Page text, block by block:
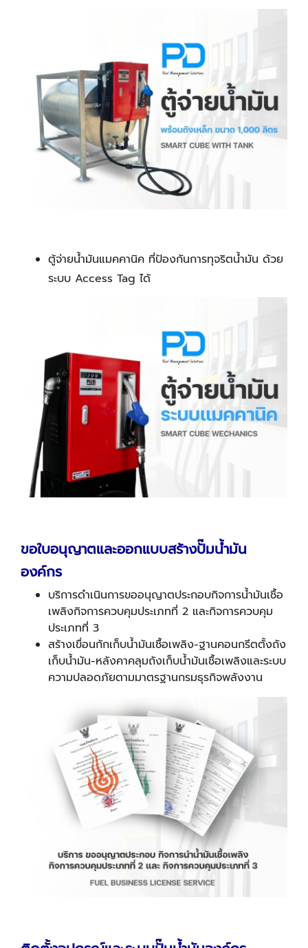
ตู้จ่ายน้ำมันแมคคานิค ที่ป้องกันการทุจริตน้ำมัน ด้วย
ระบบ Access Tag ได้
ขอใบอนุญาตและออกแบบสร้างปั๊มน้ำมัน
องค์กร
บริการดำเนินการขออนุญาตประกอบกิจการน้ำมันเชื้อ
เพลิงกิจการควบคุมประเภทที่ 2 และกิจการควบคุม
ประเภทที่ 3
สร้างเขื่อนกักเก็บน้ำมันเชื้อเพลิง-ฐานคอนกรีตตั้งถัง
เก็บน้ำมัน-หลังคาคลุมถังเก็บน้ำมันเชื้อเพลิงและระบบ
ความปลอดภัยตามมาตรฐานกรมธุรกิจพลังงาน